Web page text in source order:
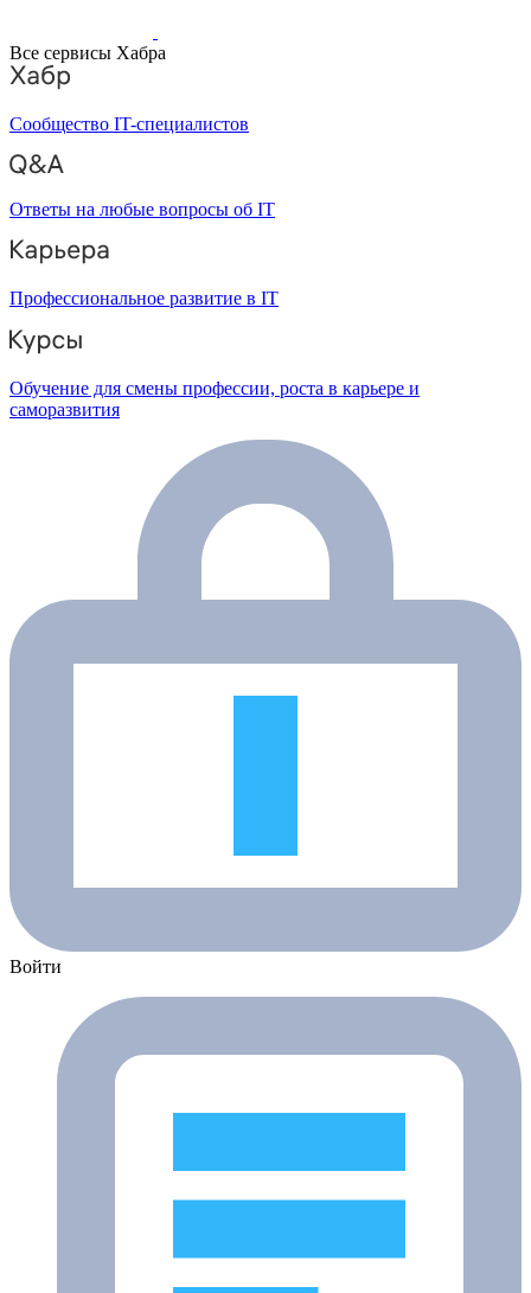
Все сервисы Хабра
Сообщество IT-специалистов
Ответы на любые вопросы об IT
Профессиональное развитие в IT
Обучение для смены профессии, роста в карьере и
саморазвития
Войти